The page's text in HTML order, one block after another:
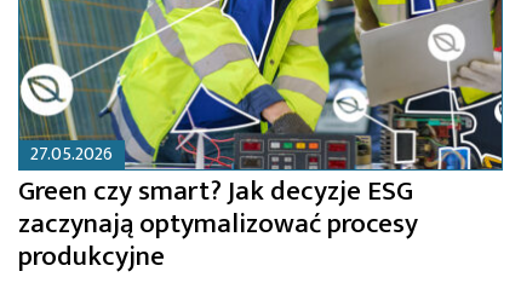
27.05.2026
Green czy smart? Jak decyzje ESG
zaczynają optymalizować procesy
produkcyjne